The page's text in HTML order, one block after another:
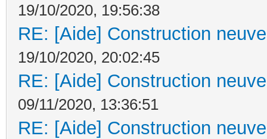
19/10/2020, 19:56:38
RE: [Aide] Construction
19/10/2020, 20:02:45
RE: [Aide] Construction
09/11/2020, 13:36:51
RE: [Aide] Construction